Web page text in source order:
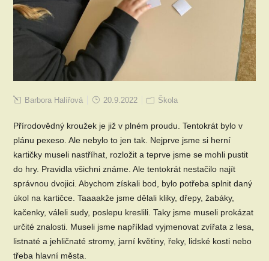
Barbora Halířová 20.9.2022 Škola
Přírodovědný kroužek je již v plném proudu. Tentokrát bylo v
plánu pexeso. Ale nebylo to jen tak. Nejprve jsme si herní
kartičky museli nastříhat, rozložit a teprve jsme se mohli pustit
do hry. Pravidla všichni známe. Ale tentokrát nestačilo najít
správnou dvojici. Abychom získali bod, bylo potřeba splnit daný
úkol na kartičce. Taaaakže jsme dělali kliky, dřepy, žabáky,
kačenky, váleli sudy, poslepu kreslili. Taky jsme museli prokázat
určité znalosti. Museli jsme například vyjmenovat zvířata z lesa,
listnaté a jehličnaté stromy, jarní květiny, řeky, lidské kosti nebo
třeba hlavní města.